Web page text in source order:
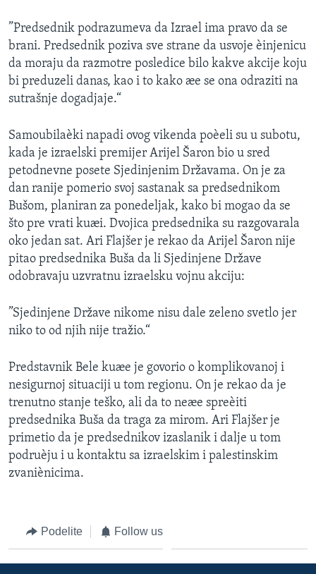
”Predsednik podrazumeva da Izrael ima pravo da se
brani. Predsednik poziva sve strane da usvoje èinjenicu
da moraju da razmotre posledice bilo kakve akcije koju
bi preduzeli danas, kao i to kako æe se ona odraziti na
sutrašnje dogadjaje.“
Samoubilaèki napadi ovog vikenda poèeli su u subotu,
kada je izraelski premijer Arijel Šaron bio u sred
petodnevne posete Sjedinjenim Državama. On je za
dan ranije pomerio svoj sastanak sa predsednikom
Bušom, planiran za ponedeljak, kako bi mogao da se
što pre vrati kuæi. Dvojica predsednika su razgovarala
oko jedan sat. Ari Flajšer je rekao da Arijel Šaron nije
pitao predsednika Buša da li Sjedinjene Države
odobravaju uzvratnu izraelsku vojnu akciju:
”Sjedinjene Države nikome nisu dale zeleno svetlo jer
niko to od njih nije tražio.“
Predstavnik Bele kuæe je govorio o komplikovanoj i
nesigurnoj situaciji u tom regionu. On je rekao da je
trenutno stanje teško, ali da to neæe spreèiti
predsednika Buša da traga za mirom. Ari Flajšer je
primetio da je predsednikov izaslanik i dalje u tom
podruèju i u kontaktu sa izraelskim i palestinskim
zvaniènicima.
Podelite Follow us